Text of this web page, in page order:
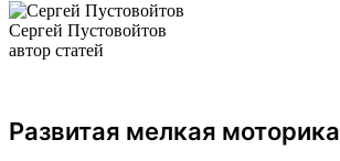
Сергей Пустовойтов
автор статей
Развитая мелкая моторика